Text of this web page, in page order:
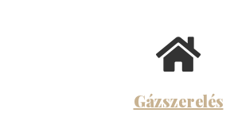
Gázszerelés